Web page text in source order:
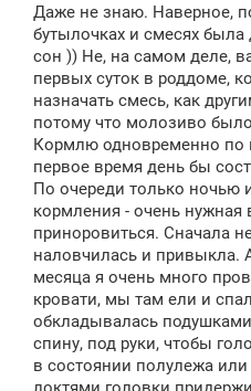
Даже не знаю. Наверное,
бутылочках и смесях
сон )) Не, на самом деле,
первых суток в роддоме,
назначать смесь, как
потому что молозиво
Кормлю одновременно по
первое время день бы
По очереди только ночью
кормления - очень нужная
приноровиться. Сначала
наловчилась и привыкла.
месяца я очень много
кровати, мы там ели и
обкладывалась
спину, под руки, чтобы
в состоянии полулежа